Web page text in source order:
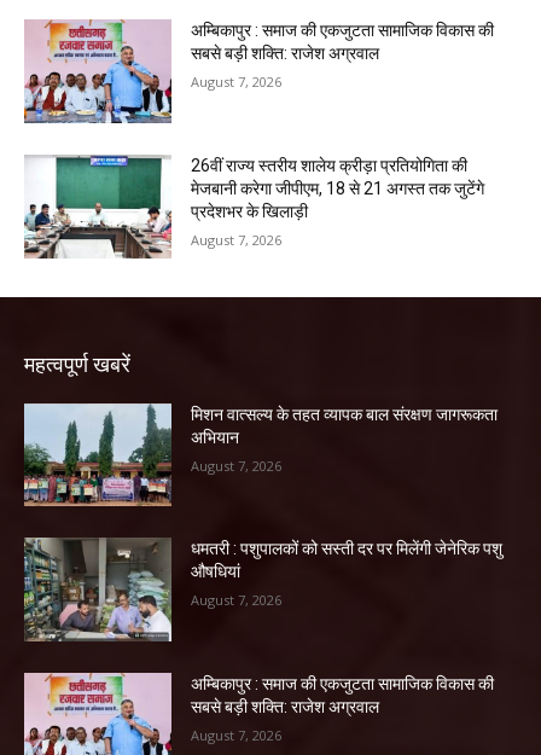
अम्बिकापुर : समाज की एकजुटता सामाजिक विकास की
सबसे बड़ी शक्ति: राजेश अग्रवाल
August 7, 2026
26वीं राज्य स्तरीय शालेय क्रीड़ा प्रतियोगिता की
मेजबानी करेगा जीपीएम, 18 से 21 अगस्त तक जुटेंगे
प्रदेशभर के खिलाड़ी
August 7, 2026
महत्वपूर्ण खबरें
मिशन वात्सल्य के तहत व्यापक बाल संरक्षण जागरूकता
अभियान
August 7, 2026
धमतरी : पशुपालकों को सस्ती दर पर मिलेंगी जेनेरिक पशु
औषधियां
August 7, 2026
अम्बिकापुर : समाज की एकजुटता सामाजिक विकास की
सबसे बड़ी शक्ति: राजेश अग्रवाल
August 7, 2026